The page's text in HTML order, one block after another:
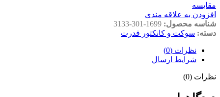
مقايسه
افزودن به علاقه مندی
شناسه محصول: 3133-301-1699
دسته: سوکت و کانکتور قدرت
نظرات (0)
شرایط ارسال
نظرات (0)